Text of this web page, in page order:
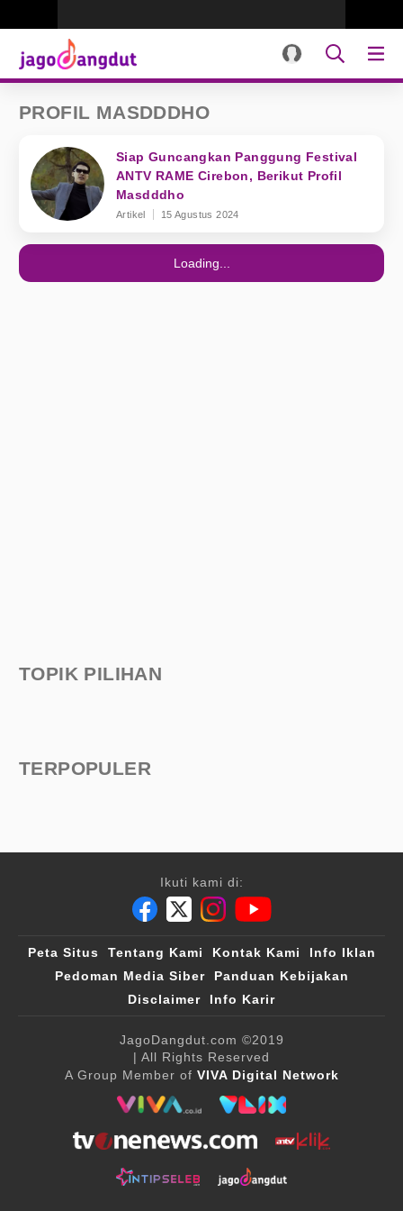
PROFIL MASDDDHO
Siap Guncangkan Panggung Festival
ANTV RAME Cirebon, Berikut Profil
Masdddho
Artikel 15 Agustus 2024
Loading...
TOPIK PILIHAN
TERPOPULER
Ikuti kami di:
Peta Situs Tentang Kami Kontak Kami
Info Iklan
Pedoman Media Siber
Panduan Kebijakan
Disclaimer
Info Karir
JagoDangdut.com ©2019
| All Rights Reserved
A Group Member of VIVA Digital Network